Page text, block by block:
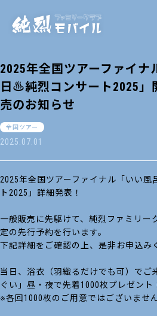
2025年全国ツアーファイナ
日♨純烈コンサート2025」
売のお知らせ
全国ツアー
2025.07.01
2025年全国ツアーファイナル「いい
ト2025」詳細発表！
一般販売に先駆けて、純烈ファミリー
定の先行予約を行います。
下記詳細をご確認の上、是非お申込み
当日、浴衣（羽織るだけでも可）でご
ぐい」昼・夜で先着1000枚プレゼント
※各回1000枚のご用意ではございません